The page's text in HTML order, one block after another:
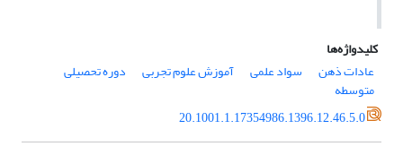
کلیدواژه‌ها
عادات ذهن
سواد علمی آموزش علوم تجربی دوره تحصیلی
متوسطه
20.1001.1.17354986.1396.12.46.5.0